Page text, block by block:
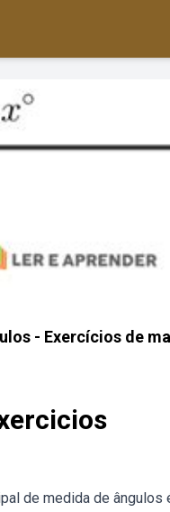
- Exercícios de
de medida de ângulos